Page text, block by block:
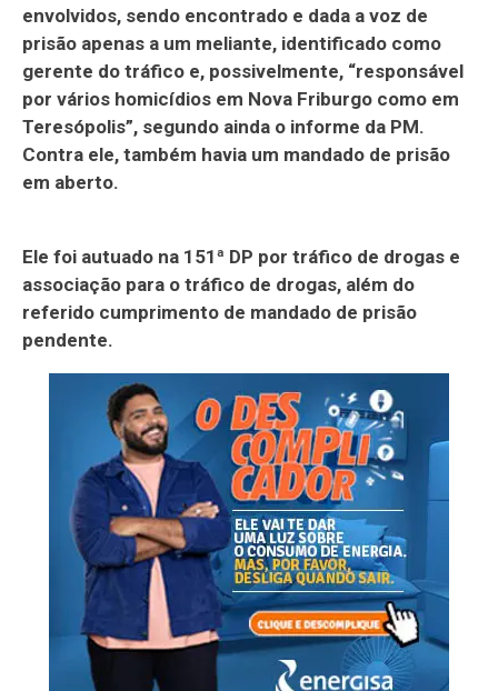
envolvidos, sendo encontrado e dada a voz de
prisão apenas a um meliante, identificado como
gerente do tráfico e, possivelmente, “responsável
por vários homicídios em Nova Friburgo como em
Teresópolis”, segundo ainda o informe da PM.
Contra ele, também havia um mandado de prisão
em aberto.
Ele foi autuado na 151ª DP por tráfico de drogas e
associação para o tráfico de drogas, além do
referido cumprimento de mandado de prisão
pendente.